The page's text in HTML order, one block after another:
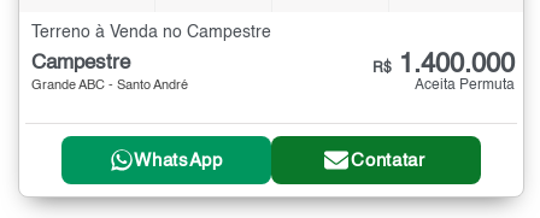
Terreno à Venda no Campestre
Campestre
Grande ABC - Santo André
R$ 1.400.000
Aceita Permuta
WhatsApp Contatar